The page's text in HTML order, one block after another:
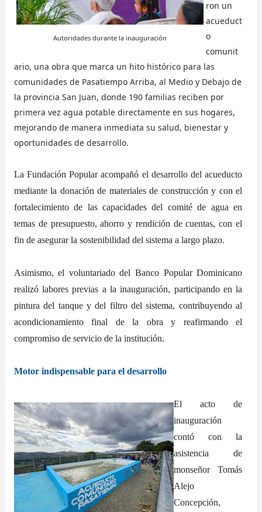
Autoridades durante la inauguración
ron un
acueduct
o
comunit
ario, una obra que marca un hito histórico para las
comunidades de Pasatiempo Arriba, al Medio y Debajo de
la provincia San Juan, donde 190 familias reciben por
primera vez agua potable directamente en sus hogares,
mejorando de manera inmediata su salud, bienestar y
oportunidades de desarrollo.
La Fundación Popular acompañó el desarrollo del acueducto
mediante la donación de materiales de construcción y con el
fortalecimiento de las capacidades del comité de agua en
temas de presupuesto, ahorro y rendición de cuentas, con el
fin de asegurar la sostenibilidad del sistema a largo plazo.
Asimismo, el voluntariado del Banco Popular Dominicano
realizó labores previas a la inauguración, participando en la
pintura del tanque y del filtro del sistema, contribuyendo al
acondicionamiento final de la obra y reafirmando el
compromiso de servicio de la institución.
Motor indispensable para el desarrollo
El acto de
inauguración
contó con la
asistencia de
monseñor Tomás
Alejo
Concepción,